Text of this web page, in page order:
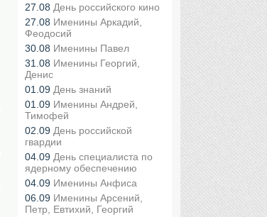
27.08 День российского кино
27.08 Именины Аркадий,
Феодосий
30.08 Именины Павел
31.08 Именины Георгий,
Денис
01.09 День знаний
01.09 Именины Андрей,
Тимофей
02.09 День российской
гвардии
04.09 День специалиста по
ядерному обеспечению
04.09 Именины Анфиса
06.09 Именины Арсений,
Петр, Евтихий, Георгий